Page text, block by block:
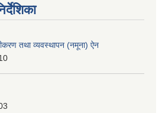
तथा व्यवस्थापन (नमूना) ऐन